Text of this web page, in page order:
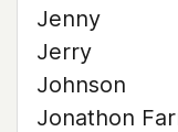
Jenny
Jerry
Johnson
Jonathon